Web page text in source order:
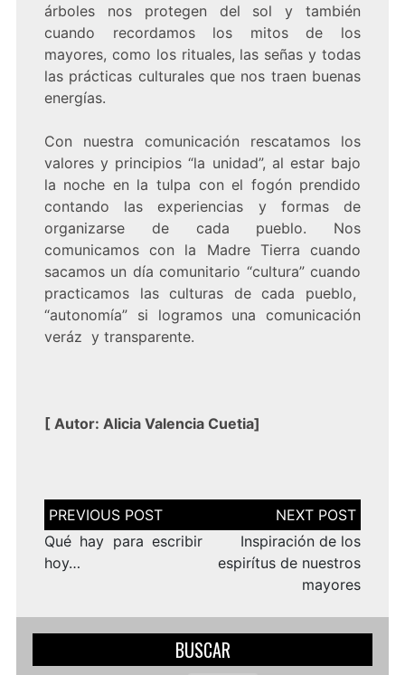
árboles nos protegen del sol y también
cuando recordamos los mitos de los
mayores, como los rituales, las señas y todas
las prácticas culturales que nos traen buenas
energías.
Con nuestra comunicación rescatamos los
valores y principios “la unidad”, al estar bajo
la noche en la tulpa con el fogón prendido
contando las experiencias y formas de
organizarse de cada pueblo. Nos
comunicamos con la Madre Tierra cuando
sacamos un día comunitario “cultura” cuando
practicamos las culturas de cada pueblo,
“autonomía” si logramos una comunicación
veráz y transparente.
[ Autor: Alicia Valencia Cuetia]
Navegación
de
entradas
Qué hay para escribir
hoy…
Inspiración de los
espirítus de nuestros
mayores
BUSCAR